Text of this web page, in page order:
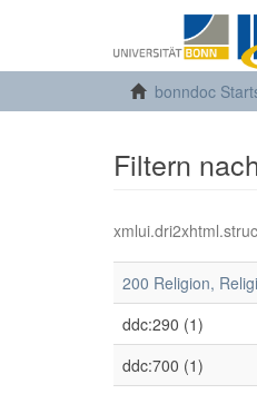
bonndoc
Filtern
200 Religion,
ddc:290 (1)
ddc:700 (1)